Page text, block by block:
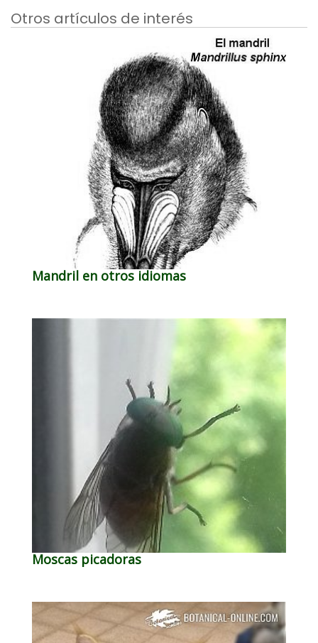
Otros artículos de interés
Mandril en otros idiomas
Moscas picadoras